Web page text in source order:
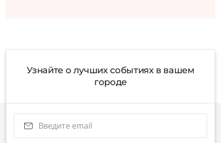
Узнайте о лучших событиях в вашем
городе